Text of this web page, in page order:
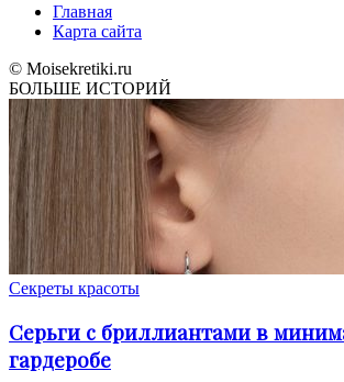
Главная
Карта сайта
© Moisekretiki.ru
БОЛЬШЕ ИСТОРИЙ
Секреты красоты
Серьги с бриллиантами в
гардеробе